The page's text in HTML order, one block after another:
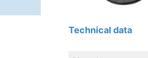
Technical data